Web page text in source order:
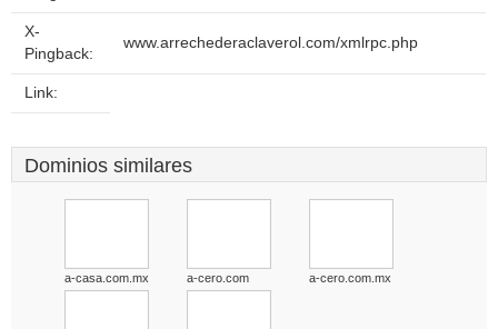
X-
Pingback:
www.arrechederaclaverol.com/xmlrpc.php
Link:
Dominios similares
a-casa.com.mx a-cero.com a-cero.com.mx